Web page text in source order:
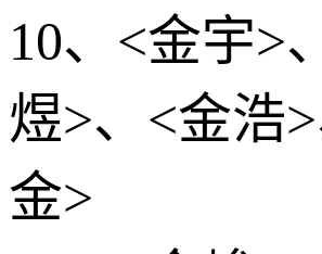
10、<金宇>
煜>、<金浩
金>